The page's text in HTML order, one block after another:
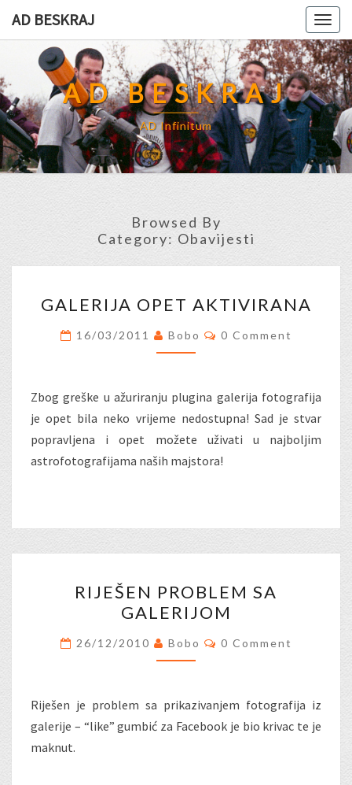
content
AD BESKRAJ
AD BESKRAJ
AD Infinitum
Browsed By
Category: Obavijesti
OPET
AKTIVIRANA
GALERIJA OPET AKTIVIRANA
16/03/2011 Bobo Comments
0 Comment
Zbog greške u ažuriranju plugina galerija fotografija
je opet bila neko vrijeme nedostupna! Sad je stvar
popravljena i opet možete uživati u najboljim
astrofotografijama naših majstora!
PROBLEM
SA
GALERIJOM
RIJEŠEN PROBLEM SA
GALERIJOM
26/12/2010 Bobo Comments
0 Comment
Riješen je problem sa prikazivanjem fotografija iz
galerije – “like” gumbić za Facebook je bio krivac te je
maknut.